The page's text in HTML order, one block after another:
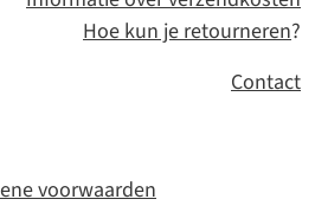
Hoe kun je retourneren?
Contact
voorwaarden